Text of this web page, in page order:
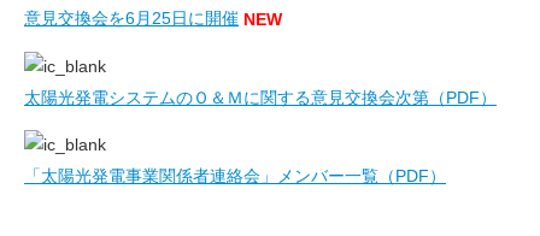
意見交換会を6月25日に開催 NEW
太陽光発電システムのＯ＆Ｍに関する意見交換会次第（PDF）
「太陽光発電事業関係者連絡会」メンバー一覧（PDF）